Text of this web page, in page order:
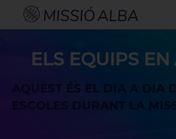
ELS EQUIPS EN
AQUEST ÉS EL DIA A DIA
ESCOLES DURANT LA